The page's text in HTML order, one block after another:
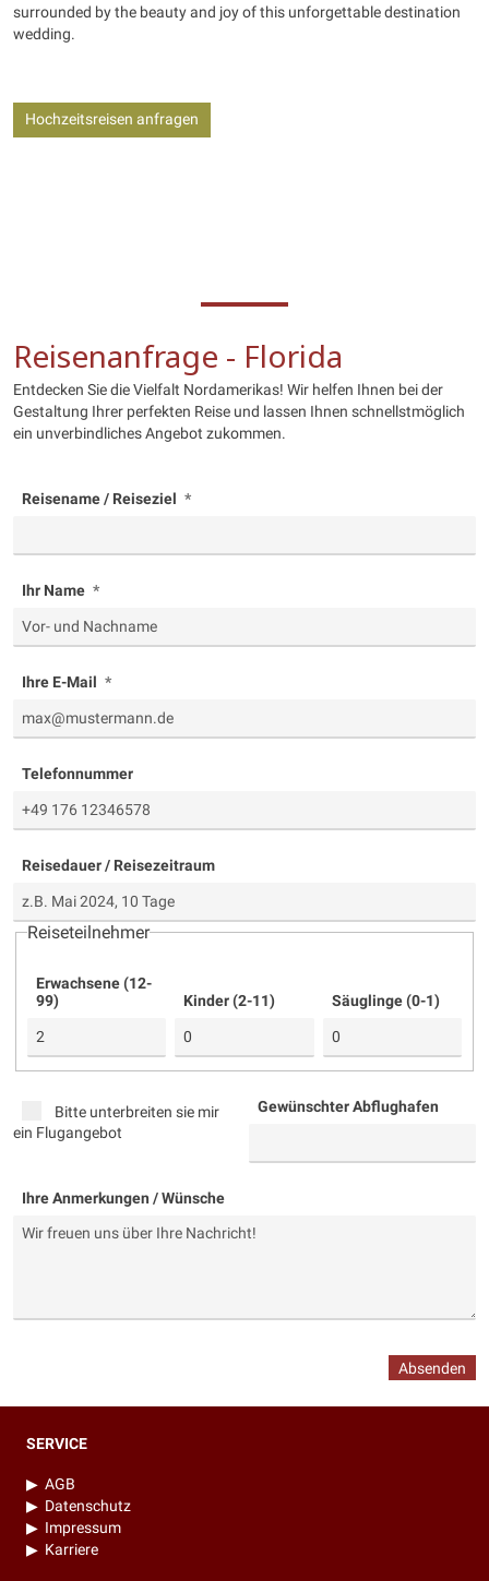
surrounded by the beauty and joy of this unforgettable destination
wedding.
Hochzeitsreisen anfragen
Reisenanfrage - Florida
Entdecken Sie die Vielfalt Nordamerikas! Wir helfen Ihnen bei der
Gestaltung Ihrer perfekten Reise und lassen Ihnen schnellstmöglich
ein unverbindliches Angebot zukommen.
Reisename / Reiseziel
Ihr Name
Ihre E-Mail
Telefonnummer
Reisedauer / Reisezeitraum
Reiseteilnehmer
Erwachsene (12-
99)
Kinder (2-11) Säuglinge (0-1)
Bitte unterbreiten sie mir
ein Flugangebot
Gewünschter Abflughafen
Ihre Anmerkungen / Wünsche
Absenden
SERVICE
▶ AGB
▶ Datenschutz
▶ Impressum
▶ Karriere